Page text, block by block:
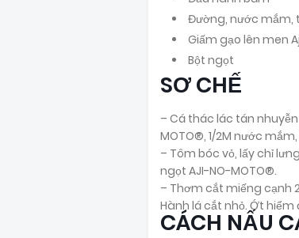
Đường, nước mắm,
Giấm gạo lên men
Bột ngọt
SƠ CHẾ
– Cá thác lác tán nhuyễn
MOTO®, 1/2M nước
– Tôm bóc vỏ, lấy chỉ
ngọt AJI-NO-MOTO®.
– Thơm cắt miếng cạnh
Hành lá cắt nhỏ. Ớt hiểm
CÁCH NẤU